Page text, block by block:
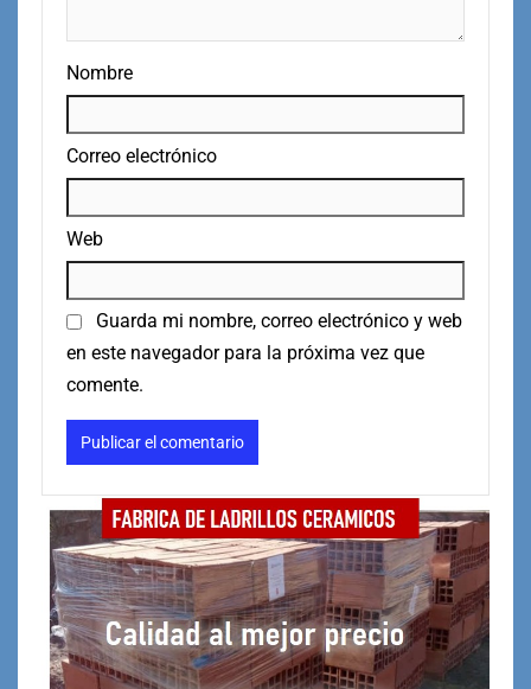
Nombre
Correo electrónico
Web
Guarda mi nombre, correo electrónico y web
en este navegador para la próxima vez que
comente.